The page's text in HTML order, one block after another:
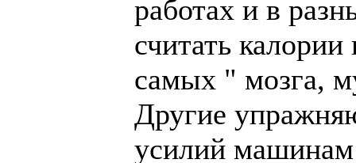
работах и в
считать
самых " мозга,
Другие
усилий машинам